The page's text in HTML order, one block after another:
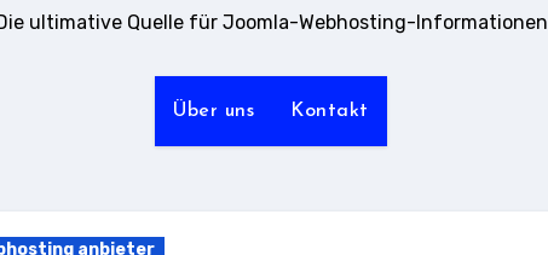
ultimative Quelle für Joomla-Webhosting-Informationen
Über uns Kontakt
anbieter